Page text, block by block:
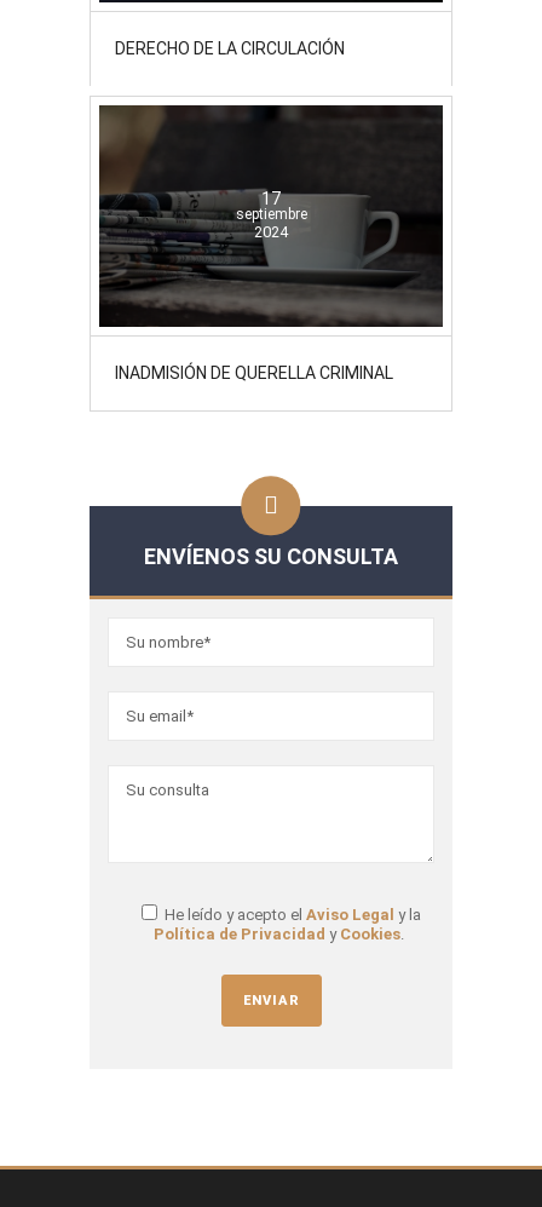
DERECHO DE LA CIRCULACIÓN
17
septiembre
2024
INADMISIÓN DE QUERELLA CRIMINAL
ENVÍENOS SU CONSULTA
He leído y acepto el Aviso Legal y la
Política de Privacidad y Cookies